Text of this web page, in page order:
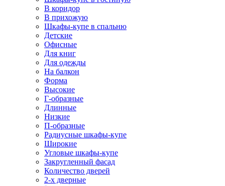
В коридор
В прихожую
Шкафы-купе в спальню
Детские
Офисные
Для книг
Для одежды
На балкон
Форма
Высокие
Г-образные
Длинные
Низкие
П-образные
Радиусные шкафы-купе
Широкие
Угловые шкафы-купе
Закругленный фасад
Количество дверей
2-х дверные